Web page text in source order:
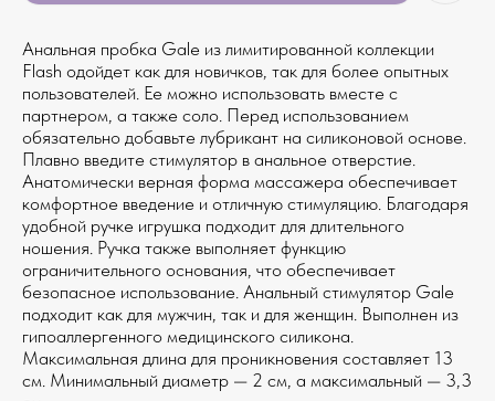
Анальная пробка Gale из лимитированной коллекции
Flash одойдет как для новичков, так для более опытных
пользователей. Ее можно использовать вместе с
партнером, а также соло. Перед использованием
обязательно добавьте лубрикант на силиконовой основе.
Плавно введите стимулятор в анальное отверстие.
Анатомически верная форма массажера обеспечивает
комфортное введение и отличную стимуляцию. Благодаря
удобной ручке игрушка подходит для длительного
ношения. Ручка также выполняет функцию
ограничительного основания, что обеспечивает
безопасное использование. Анальный стимулятор Gale
подходит как для мужчин, так и для женщин. Выполнен из
гипоаллергенного медицинского силикона.
Максимальная длина для проникновения составляет 13
см. Минимальный диаметр — 2 см, а максимальный — 3,3